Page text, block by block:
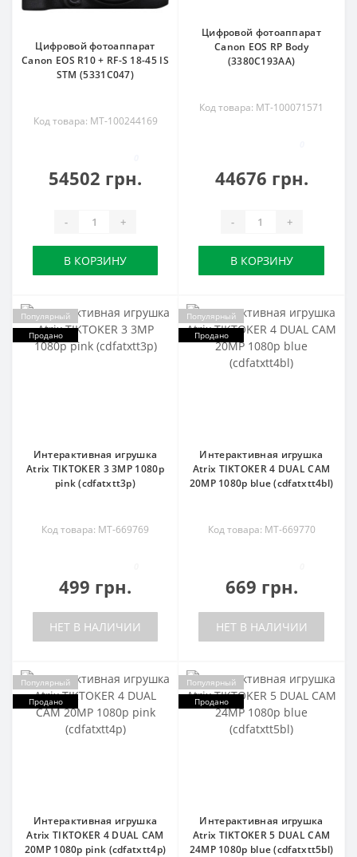
Цифровой фотоаппарат
Canon EOS R10 + RF-S 18-45 IS
STM (5331C047)
Код товара: MT-100244169
54502 грн.
- +
В КОРЗИНУ
Цифровой фотоаппарат
Canon EOS RP Body
(3380C193AA)
Код товара: MT-100071571
44676 грн.
- +
В КОРЗИНУ
Популярный
Продано
Интерактивная игрушка
Atrix TIKTOKER 3 3MP 1080p
pink (cdfatxtt3p)
Код товара: MT-669769
499 грн.
НЕТ В НАЛИЧИИ
Популярный
Продано
Интерактивная игрушка
Atrix TIKTOKER 4 DUAL CAM
20MP 1080p blue (cdfatxtt4bl)
Код товара: MT-669770
669 грн.
НЕТ В НАЛИЧИИ
Популярный
Продано
Интерактивная игрушка
Atrix TIKTOKER 4 DUAL CAM
20MP 1080p pink (cdfatxtt4p)
Популярный
Продано
Интерактивная игрушка
Atrix TIKTOKER 5 DUAL CAM
24MP 1080p blue (cdfatxtt5bl)